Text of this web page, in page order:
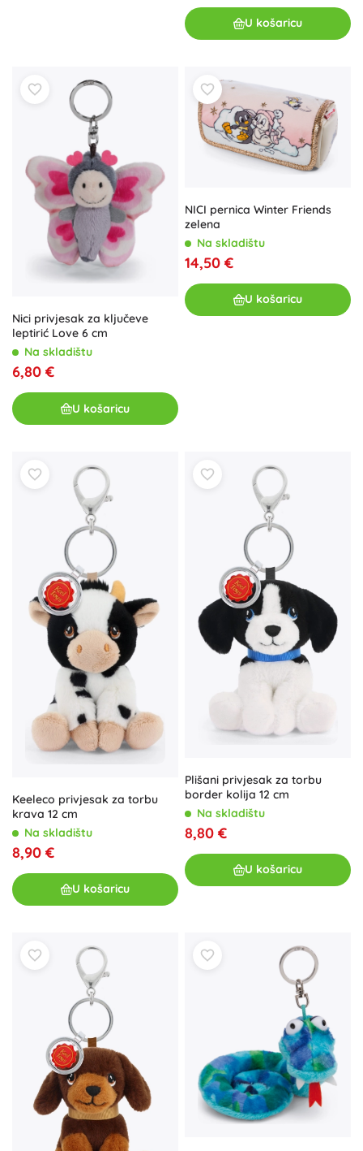
U košaricu
Nici privjesak za ključeve
leptirić Love 6 cm
Na skladištu
6,80 €
U košaricu
NICI pernica Winter Friends
zelena
Na skladištu
14,50 €
U košaricu
Keeleco privjesak za torbu
krava 12 cm
Na skladištu
8,90 €
U košaricu
Plišani privjesak za torbu
border kolija 12 cm
Na skladištu
8,80 €
U košaricu